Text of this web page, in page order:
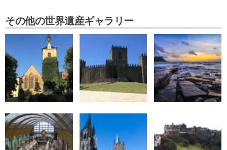
その他の世界遺産ギャラリー